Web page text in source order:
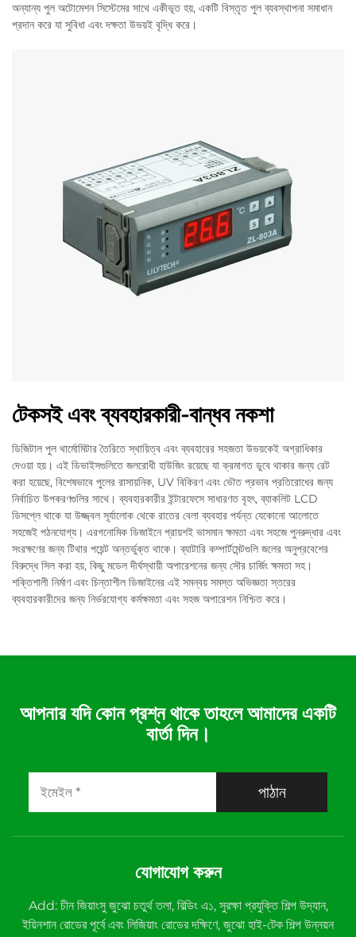
অন্যান্য পুল অটোমেশন সিস্টেমের সাথে একীভূত হয়, একটি বিস্তৃত পুল ব্যবস্থাপনা সমাধান
প্রদান করে যা সুবিধা এবং দক্ষতা উভয়ই বৃদ্ধি করে।
টেকসই এবং ব্যবহারকারী-বান্ধব নকশা
ডিজিটাল পুল থার্মোমিটার তৈরিতে স্থায়িত্ব এবং ব্যবহারের সহজতা উভয়কেই অগ্রাধিকার
দেওয়া হয়। এই ডিভাইসগুলিতে জলরোধী হাউজিং রয়েছে যা ক্রমাগত ডুবে থাকার জন্য রেট
করা হয়েছে, বিশেষভাবে পুলের রাসায়নিক, UV বিকিরণ এবং ভৌত প্রভাব প্রতিরোধের জন্য
নির্বাচিত উপকরণগুলির সাথে। ব্যবহারকারীর ইন্টারফেসে সাধারণত বৃহৎ, ব্যাকলিট LCD
ডিসপ্লে থাকে যা উজ্জ্বল সূর্যালোক থেকে রাতের বেলা ব্যবহার পর্যন্ত যেকোনো আলোতে
সহজেই পঠনযোগ্য। এরগনোমিক ডিজাইনে প্রায়শই ভাসমান ক্ষমতা এবং সহজে পুনরুদ্ধার এবং
সংরক্ষণের জন্য টিথার পয়েন্ট অন্তর্ভুক্ত থাকে। ব্যাটারি কম্পার্টমেন্টগুলি জলের অনুপ্রবেশের
বিরুদ্ধে সিল করা হয়, কিছু মডেল দীর্ঘস্থায়ী অপারেশনের জন্য সৌর চার্জিং ক্ষমতা সহ।
শক্তিশালী নির্মাণ এবং চিন্তাশীল ডিজাইনের এই সমন্বয় সমস্ত অভিজ্ঞতা স্তরের
ব্যবহারকারীদের জন্য নির্ভরযোগ্য কর্মক্ষমতা এবং সহজ অপারেশন নিশ্চিত করে।
আপনার যদি কোন প্রশ্ন থাকে তাহলে আমাদের একটি
বার্তা দিন।
পাঠান
যোগাযোগ করুন
Add: চীন জিয়াংসু জুঝো চতুর্থ তলা, বিল্ডিং এ১, সুরক্ষা প্রযুক্তি শিল্প উদ্যান,
ইয়িনশান রোডের পূর্বে এবং লিজিয়াং রোডের দক্ষিণে, জুঝো হাই-টেক শিল্প উন্নয়ন